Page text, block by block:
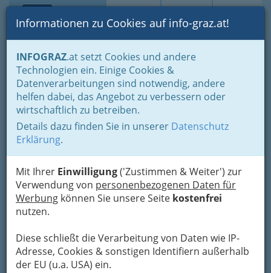
Suche Login Toggle
Informationen zu Cookies auf info-graz.at!
INFOGRAZ.at setzt Cookies und andere
Technologien ein. Einige Cookies &
Datenverarbeitungen sind notwendig, andere
helfen dabei, das Angebot zu verbessern oder
wirtschaftlich zu betreiben.
Details dazu finden Sie in unserer Datenschutz
Erklärung.
Mit Ihrer Einwilligung('Zustimmen & Weiter') zur
Verwendung von personenbezogenen Daten für
Werbung können Sie unsere Seite kostenfrei
nutzen.
Diese schließt die Verarbeitung von Daten wie IP-
Adresse, Cookies & sonstigen Identifiern außerhalb
der EU (u.a. USA) ein.
Home Branchen
Herz - Jesu - Apotheke
Nibelungengasse 26, 8010 Graz
+43 316 830 629
+43 316 830 629 - 19
Karte
Karte anzeigen
Kontaktaufnahme
Um die Info-Graz Firmen